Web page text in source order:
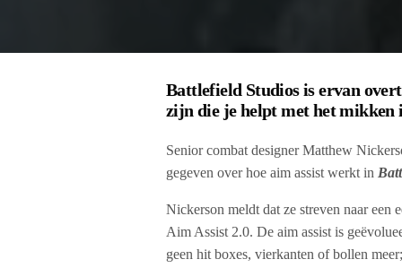
Battlefield Studios is ervan
zijn die je helpt met het mikken
Senior combat designer Matthew
gegeven over hoe aim assist werkt in
Nickerson meldt dat ze streven naar
Aim Assist 2.0. De aim assist is
geen hit boxes, vierkanten of bollen